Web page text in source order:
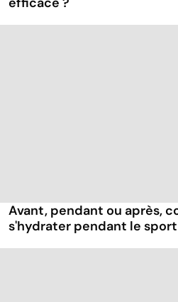
Avant, pendant ou après,
s'hydrater pendant le sport